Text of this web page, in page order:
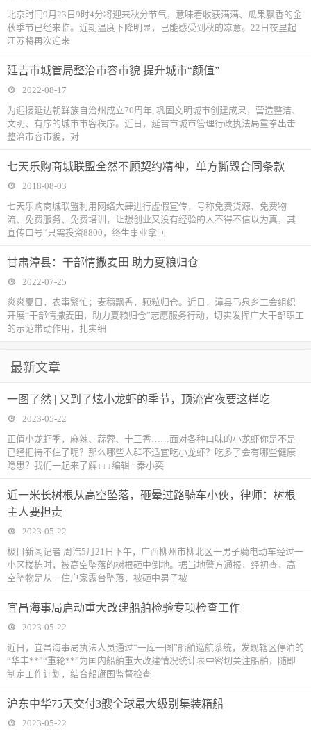
北京时间9月23日9时4分将迎来秋分节气，意味着收获满满、瓜果飘香的金
秋季节已经来临。近期温度下降明显，已能感受到秋的凉意。22日夜里起
江苏将再次迎来
延吉市城管局整治市容市貌 提升城市“颜值”
2022-08-17
为迎接延边朝鲜族自治州成立70周年, 巩固文明城市创建成果，营造整洁、
文明、有序的城市市容秩序。近日，延吉市城市管理行政执法局重拳出击
整治市容市貌，对
七天乐购商城联盟全然不顾契约精神，单方撕毁合同条款
2018-08-03
七天乐购商城联盟利用网络大肆进行虚假宣传，号称免费货源、免费物
流、免费服务、免费培训，让想创业又没有经验的人不得不信以为真，其
宣传口号“只需投资8800，终生事业拿回
甘肃漳县：干部情撒麦田 助力夏粮归仓
2022-07-25
炎炎夏日，农事繁忙；麦穗飘香，颗粒归仓。近日，漳县马泉乡工会组织
开展“干部情撒麦田，助力夏粮归仓”志愿服务行动，切实发挥广大干部职工
的示范带动作用，扎实细
最新文章
一图了然 | 又到了炫小龙虾的季节，顶流宵夜要这样吃
2023-05-22
正值小龙虾季，麻辣、蒜蓉、十三香……面对各种口味的小龙虾你是不是
已经把持不住了呢？那么哪些人群不适宜吃小龙虾？吃多了会有哪些健康
隐患？我们一起来了解↓↓↓编辑 : 秦小奕
近一米长树根从高空坠落，砸晕过路骑车小伙，律师：树根
主人要担责
2023-05-22
极目新闻记者 周浩5月21日下午，广西柳州市柳北区一男子骑电动车经过一
小区楼栋时，被高空坠落的树根砸中倒地。据当地警方通报，经初查，高
空坠物是从一住户家露台坠落，被砸中男子被
宜昌海事局启动重大改建船舶检验专项检查工作
2023-05-22
近日，宜昌海事局执法人员通过“一库一图”船舶巡航系统，发现辖区停泊的
“华丰**”“重轮**”为国内船舶重大改建情况统计表中密切关注船舶，随即
制定工作计划，结合船旗国监督检查
沪东中华75天交付3艘全球最大级别集装箱船
2023-05-22